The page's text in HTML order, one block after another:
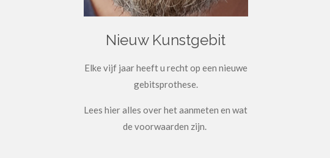
Nieuw Kunstgebit
Elke vijf jaar heeft u recht op een nieuwe
gebitsprothese.
Lees hier alles over het aanmeten en wat
de voorwaarden zijn.